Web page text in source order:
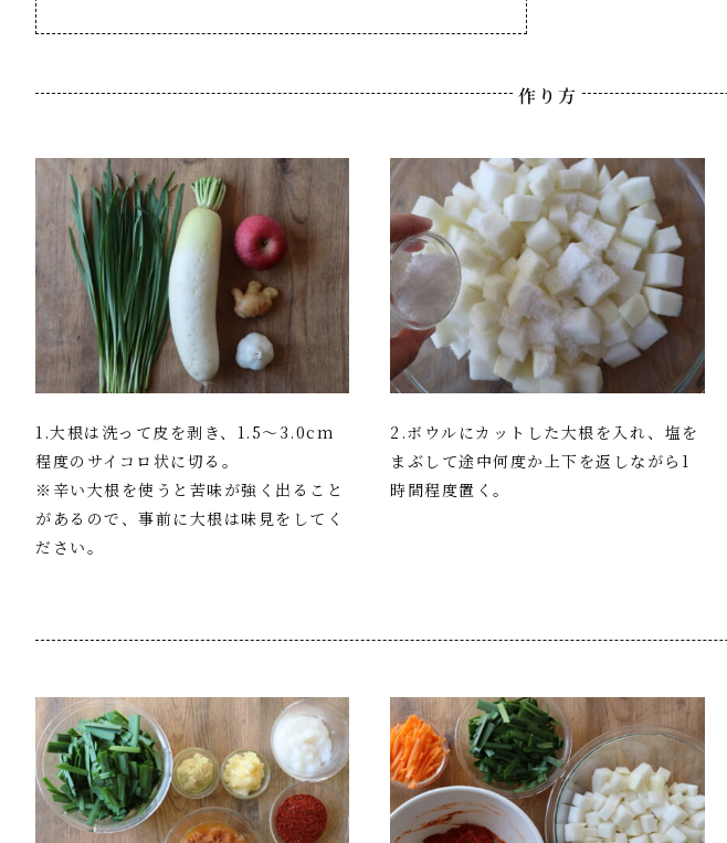
作り方
1.大根は洗って皮を剥き、1.5～3.0cm
程度のサイコロ状に切る。
※辛い大根を使うと苦味が強く出ること
があるので、事前に大根は味見をしてく
ださい。
2.ボウルにカットした大根を入れ、塩を
まぶして途中何度か上下を返しながら1
時間程度置く。